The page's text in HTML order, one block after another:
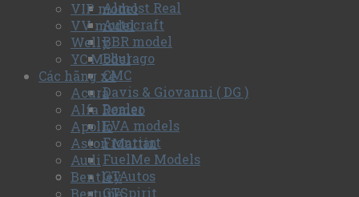
Almost Real
Autocraft
BBR model
Bburago
CMC
Davis & Giovanni ( DG )
Dealer
EVA models
Frontiart
FuelMe Models
GTAutos
GTSpirit
VIP model
VV model
Welly
YC Model
Các hãng xe
Acura
Alfa Romeo
Apollo
Aston Martin
Audi
Bentley
Bestune